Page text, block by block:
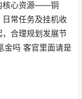
核心资源——铜
常任务及挂机收
合理规划发展节
金吗 客官里面请是